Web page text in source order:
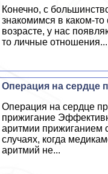
Конечно, с
знакомимся в каком-то
возрасте, у нас
то личные отношения...
Операция на сердце
Операция на сердце
прижигание
аритмии прижиганием
случаях, когда
аритмий не...